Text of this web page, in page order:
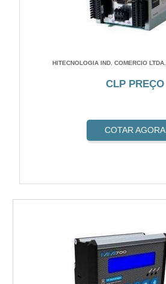
HITECNOLOGIA IND. COMERCIO LTDA.
CLP PREÇO
COTAR AGORA